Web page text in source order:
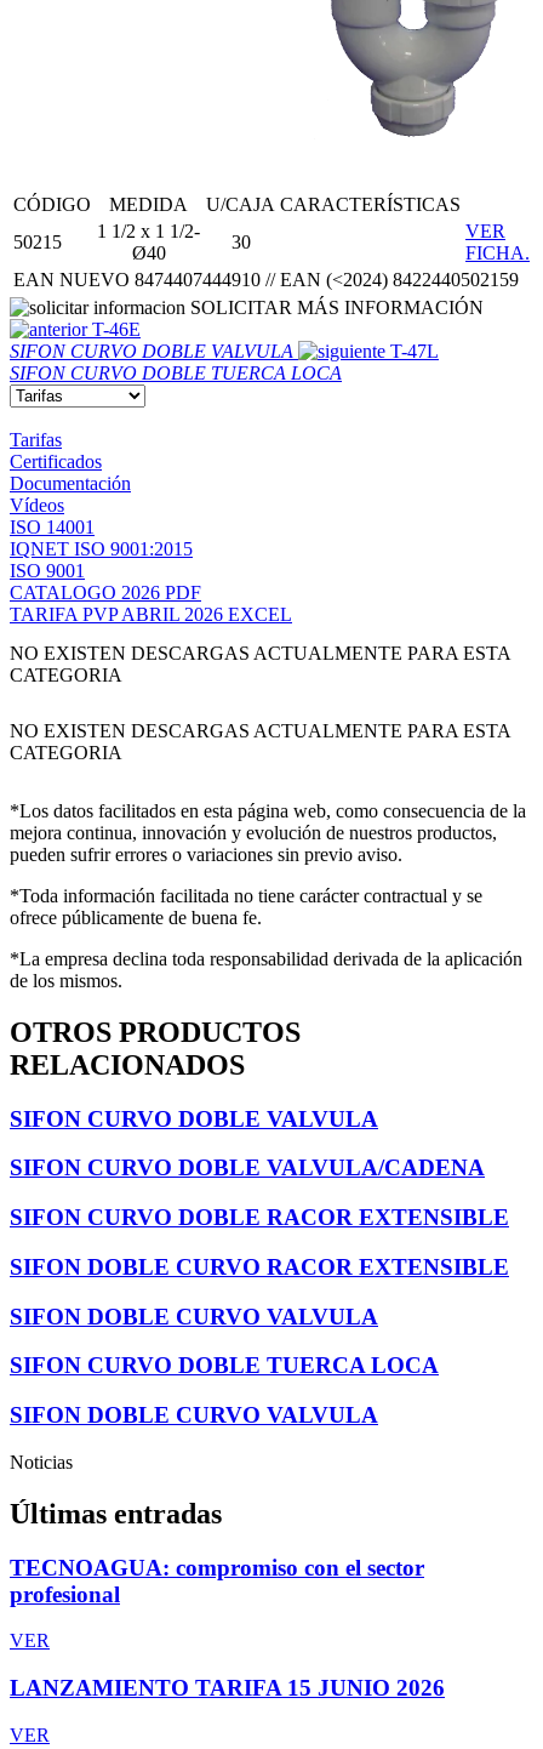
CÓDIGO MEDIDA U/CAJA CARACTERÍSTICAS
50215
1 1/2 x 1 1/2-
Ø40
30
VER
FICHA.
EAN NUEVO 8474407444910 // EAN (<2024) 8422440502159
SOLICITAR MÁS INFORMACIÓN
T-46E
SIFON CURVO DOBLE VALVULA
T-47L
SIFON CURVO DOBLE TUERCA LOCA
Tarifas
Certificados
Documentación
Vídeos
ISO 14001
IQNET ISO 9001:2015
ISO 9001
CATALOGO 2026 PDF
TARIFA PVP ABRIL 2026 EXCEL
NO EXISTEN DESCARGAS ACTUALMENTE PARA ESTA
CATEGORIA
NO EXISTEN DESCARGAS ACTUALMENTE PARA ESTA
CATEGORIA
*Los datos facilitados en esta página web, como consecuencia de la
mejora continua, innovación y evolución de nuestros productos,
pueden sufrir errores o variaciones sin previo aviso.
*Toda información facilitada no tiene carácter contractual y se
ofrece públicamente de buena fe.
*La empresa declina toda responsabilidad derivada de la aplicación
de los mismos.
OTROS PRODUCTOS
RELACIONADOS
SIFON CURVO DOBLE VALVULA
SIFON CURVO DOBLE VALVULA/CADENA
SIFON CURVO DOBLE RACOR EXTENSIBLE
SIFON DOBLE CURVO RACOR EXTENSIBLE
SIFON DOBLE CURVO VALVULA
SIFON CURVO DOBLE TUERCA LOCA
SIFON DOBLE CURVO VALVULA
Noticias
Últimas entradas
TECNOAGUA: compromiso con el sector
profesional
VER
LANZAMIENTO TARIFA 15 JUNIO 2026
VER